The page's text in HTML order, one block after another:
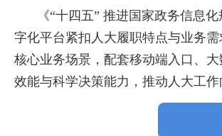
《“十四五” 推进国家政务信息
字化平台紧扣人大履职特点与业务
核心业务场景，配套移动端入口、
效能与科学决策能力，推动人大工